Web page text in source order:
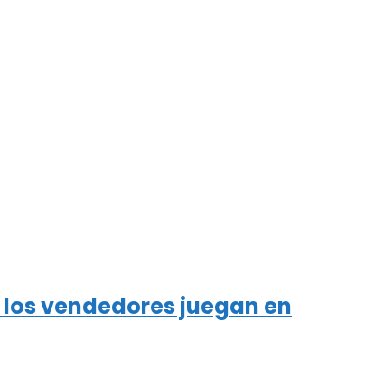
vendedores juegan en